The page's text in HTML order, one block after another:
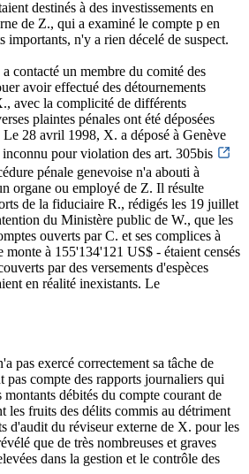
destinés à des investissements en
de Z., qui a examiné le compte p en
importants, n'y a rien décelé de suspect.
contacté un membre du comité des
avoir effectué des détournements
avec la complicité de différents
plaintes pénales ont été déposées
28 avril 1998, X. a déposé à Genève
pour violation des art. 305bis
pénale genevoise n'a abouti à
organe ou employé de Z. Il résulte
de la fiduciaire R., rédigés les 19 juillet
du Ministère public de W., que les
ouverts par C. et ses complices à
monte à 155'134'121 US$ - étaient censés
par des versements d'espèces
en réalité inexistants. Le
pas exercé correctement sa tâche de
pas compte des rapports journaliers qui
débités du compte courant de
les fruits des délits commis au détriment
d'audit du réviseur externe de X. pour les
que de très nombreuses et graves
dans la gestion et le contrôle des